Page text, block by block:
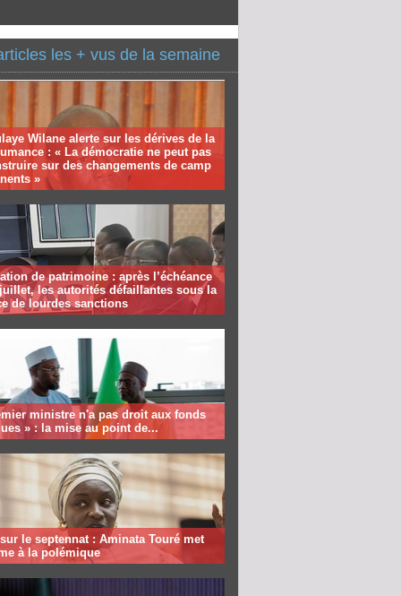
les + vus de la semaine
Wilane alerte sur les dérives de la
: « La démocratie ne peut pas
sur des changements de camp
»
de patrimoine : après l’échéance
les autorités défaillantes sous la
de lourdes sanctions
ministre n'a pas droit aux fonds
» : la mise au point de...
le septennat : Aminata Touré met
à la polémique